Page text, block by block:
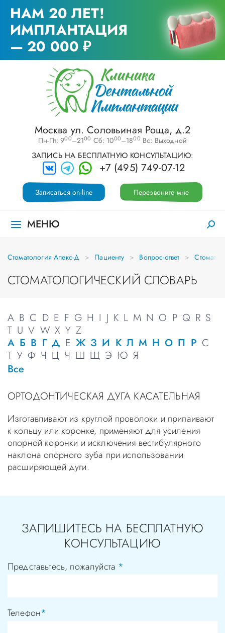
НАМ 20 ЛЕТ!
ИМПЛАНТАЦИЯ
— 20 000 ₽
Москва ул. Соловьиная Роща, д.2
Пн-Пт: 900–2100 Сб: 1000–1800 Вс: Выходной
ЗАПИСЬ НА БЕСПЛАТНУЮ КОНСУЛЬТАЦИЮ:
+7 (495) 749-07-12
Перезвоните мне
Записаться on-line
МЕНЮ
Стоматология Апекс-Д Пациенту Вопрос-ответ
СТОМАТОЛОГИЧЕСКИЙ СЛОВАРЬ
A B C D E F G H I J K L M N O P Q R S
T U V W X Y Z
А Б В Г Д Е Ж З И К Л М Н О П Р С
Т У Ф Ч Ц Ч Ш Щ Э Ю Я
Все
ОРТОДОНТИЧЕСКАЯ ДУГА КАСАТЕЛЬНАЯ
Изготавливают из круглой проволоки и припаивают
к кольцу или коронке, применяют для усиления
опорной коронки и исключения вестибулярного
наклона опорного зуба при использовании
расширяющей дуги.
ЗАПИШИТЕСЬ НА БЕСПЛАТНУЮ
КОНСУЛЬТАЦИЮ
Представьтесь, пожалуйста *
Телефон*